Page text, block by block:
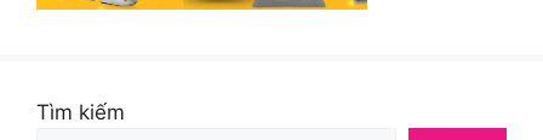
Tìm kiếm